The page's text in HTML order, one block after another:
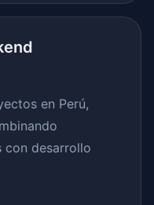
en Perú,
con desarrollo